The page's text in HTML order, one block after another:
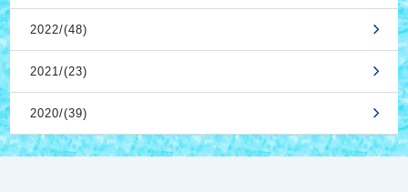
2022/(48)
2021/(23)
2020/(39)